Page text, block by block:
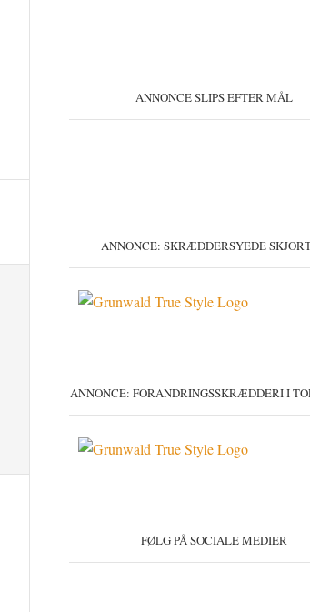
ANNONCE SLIPS EFTER MÅL
ANNONCE: SKRÆDDERSYEDE
ANNONCE: FORANDRINGSSKRÆDDERI I
FØLG PÅ SOCIALE MEDIER